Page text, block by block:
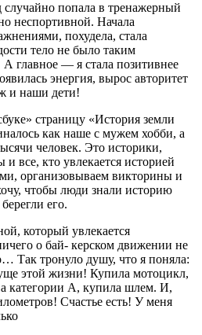
случайно попала в тренажерный
неспортивной. Начала
похудела, стала
тело не было таким
глав­ное — я стала позитивнее
энергия, вырос авторитет
и наши дети!
страницу «История земли
как наше с мужем хобби, а
человек. Это историки,
все, кто увлекается историей
организовываем викторины и
чтобы люди знали историю
его.
который увлекается
о бай- керском движении не
Так тронуло душу, что я поняла:
этой жизни! Купила мотоцикл,
категории А, купила шлем. И,
Счастье есть! У меня